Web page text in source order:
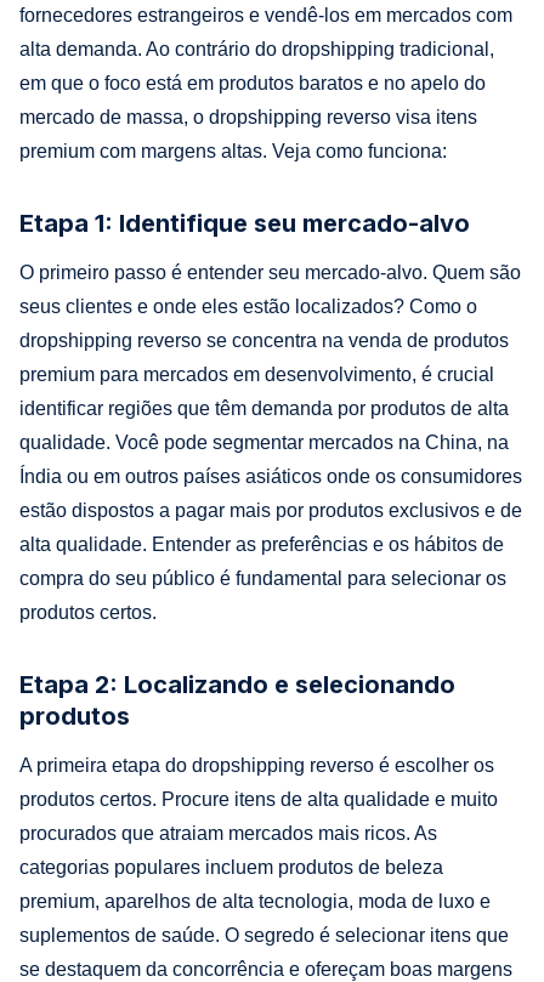
fornecedores estrangeiros e vendê-los em mercados com
alta demanda. Ao contrário do dropshipping tradicional,
em que o foco está em produtos baratos e no apelo do
mercado de massa, o dropshipping reverso visa itens
premium com margens altas. Veja como funciona:
Etapa 1: Identifique seu mercado-alvo
O primeiro passo é entender seu mercado-alvo. Quem são
seus clientes e onde eles estão localizados? Como o
dropshipping reverso se concentra na venda de produtos
premium para mercados em desenvolvimento, é crucial
identificar regiões que têm demanda por produtos de alta
qualidade. Você pode segmentar mercados na China, na
Índia ou em outros países asiáticos onde os consumidores
estão dispostos a pagar mais por produtos exclusivos e de
alta qualidade. Entender as preferências e os hábitos de
compra do seu público é fundamental para selecionar os
produtos certos.
Etapa 2: Localizando e selecionando
produtos
A primeira etapa do dropshipping reverso é escolher os
produtos certos. Procure itens de alta qualidade e muito
procurados que atraiam mercados mais ricos. As
categorias populares incluem produtos de beleza
premium, aparelhos de alta tecnologia, moda de luxo e
suplementos de saúde. O segredo é selecionar itens que
se destaquem da concorrência e ofereçam boas margens